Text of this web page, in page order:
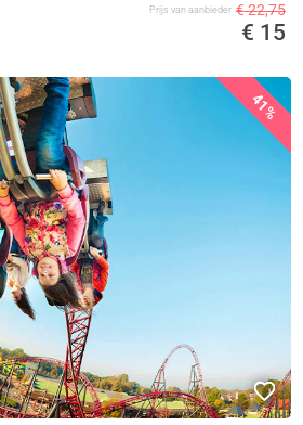
Prijs van aanbieder € 22,75
€ 15
41%